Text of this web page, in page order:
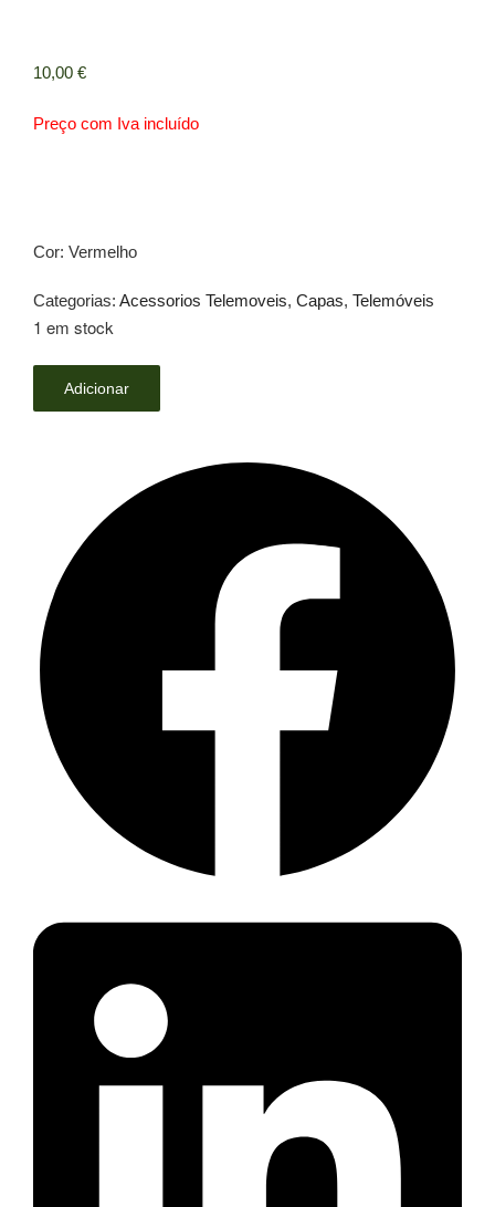
10,00 €
Preço com Iva incluído
Cor: Vermelho
Categorias: Acessorios Telemoveis, Capas, Telemóveis
1 em stock
Quantidade
de
Samsung
Galaxy
M53
(Protecao
de
Lente)
Adicionar